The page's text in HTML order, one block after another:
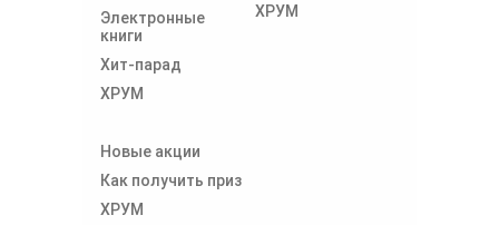
Электронные
книги
Хит-парад
ХРУМ
ХРУМ
Новые акции
Как получить приз
ХРУМ